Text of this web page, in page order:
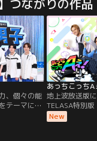
つながりの作品
、個々の能
テーマに
レンジ！！
あっちこっちA
地上波放送版
TELASA特別
各地を巡り、
の人たちとふ
New